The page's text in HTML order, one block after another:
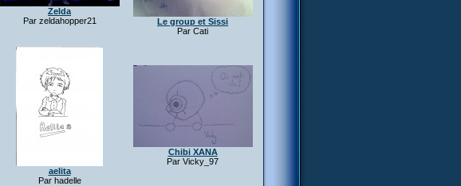
Zelda
Par zeldahopper21
Le group et Sissi
Par Cati
aelita
Par hadelle
Chibi XANA
Par Vicky_97